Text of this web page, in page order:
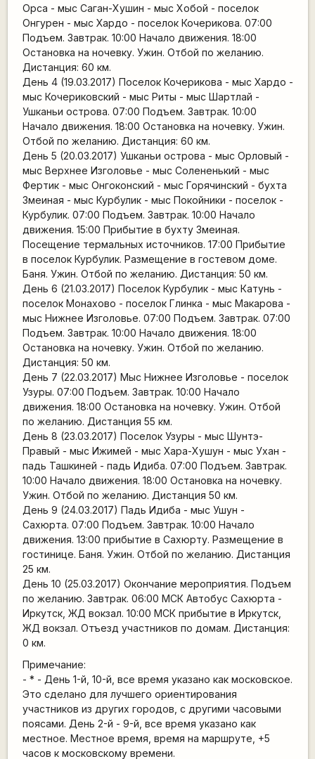
Орса - мыс Саган-Хушин - мыс Хобой - поселок
Онгурен - мыс Хардо - поселок Кочерикова. 07:00
Подъем. Завтрак. 10:00 Начало движения. 18:00
Остановка на ночевку. Ужин. Отбой по желанию.
Дистанция: 60 км.
День 4 (19.03.2017) Поселок Кочерикова - мыс Хардо -
мыс Кочериковский - мыс Риты - мыс Шартлай -
Ушканьи острова. 07:00 Подъем. Завтрак. 10:00
Начало движения. 18:00 Остановка на ночевку. Ужин.
Отбой по желанию. Дистанция: 60 км.
День 5 (20.03.2017) Ушканьи острова - мыс Орловый -
мыс Верхнее Изголовье - мыс Солененький - мыс
Фертик - мыс Онгоконский - мыс Горячинский - бухта
Змеиная - мыс Курбулик - мыс Покойники - поселок -
Курбулик. 07:00 Подъем. Завтрак. 10:00 Начало
движения. 15:00 Прибытие в бухту Змеиная.
Посещение термальных источников. 17:00 Прибытие
в поселок Курбулик. Размещение в гостевом доме.
Баня. Ужин. Отбой по желанию. Дистанция: 50 км.
День 6 (21.03.2017) Поселок Курбулик - мыс Катунь -
поселок Монахово - поселок Глинка - мыс Макарова -
мыс Нижнее Изголовье. 07:00 Подъем. Завтрак. 07:00
Подъем. Завтрак. 10:00 Начало движения. 18:00
Остановка на ночевку. Ужин. Отбой по желанию.
Дистанция: 50 км.
День 7 (22.03.2017) Мыс Нижнее Изголовье - поселок
Узуры. 07:00 Подъем. Завтрак. 10:00 Начало
движения. 18:00 Остановка на ночевку. Ужин. Отбой
по желанию. Дистанция 55 км.
День 8 (23.03.2017) Поселок Узуры - мыс Шунтэ-
Правый - мыс Ижимей - мыс Хара-Хушун - мыс Ухан -
падь Ташкиней - падь Идиба. 07:00 Подъем. Завтрак.
10:00 Начало движения. 18:00 Остановка на ночевку.
Ужин. Отбой по желанию. Дистанция 50 км.
День 9 (24.03.2017) Падь Идиба - мыс Ушун -
Сахюрта. 07:00 Подъем. Завтрак. 10:00 Начало
движения. 13:00 прибытие в Сахюрту. Размещение в
гостинице. Баня. Ужин. Отбой по желанию. Дистанция
25 км.
День 10 (25.03.2017) Окончание мероприятия. Подъем
по желанию. Завтрак. 06:00 МСК Автобус Сахюрта -
Иркутск, ЖД вокзал. 10:00 МСК прибытие в Иркутск,
ЖД вокзал. Отъезд участников по домам. Дистанция:
0 км.
Примечание:
- * - День 1-й, 10-й, все время указано как московское.
Это сделано для лучшего ориентирования
участников из других городов, с другими часовыми
поясами. День 2-й - 9-й, все время указано как
местное. Местное время, время на маршруте, +5
часов к московскому времени.